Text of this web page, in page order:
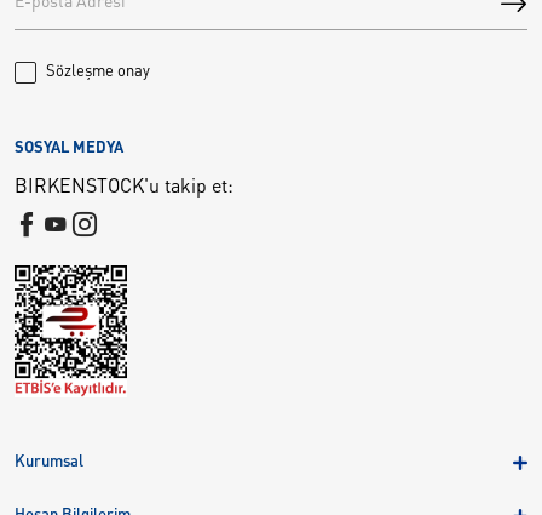
Sözleşme onay
Kurumsal
SOSYAL MEDYA
BIRKENSTOCK'u takip et: